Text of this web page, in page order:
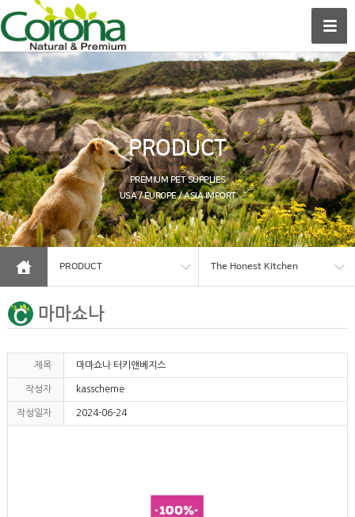
PRODUCT
PREMIUM PET SUPPLIES
USA / EUROPE / ASIA IMPORT
PRODUCT The Honest Kitchen
마마쇼나
제목 마마쇼나 터키앤베지스
작성자 kasscheme
작성일자 2024-06-24